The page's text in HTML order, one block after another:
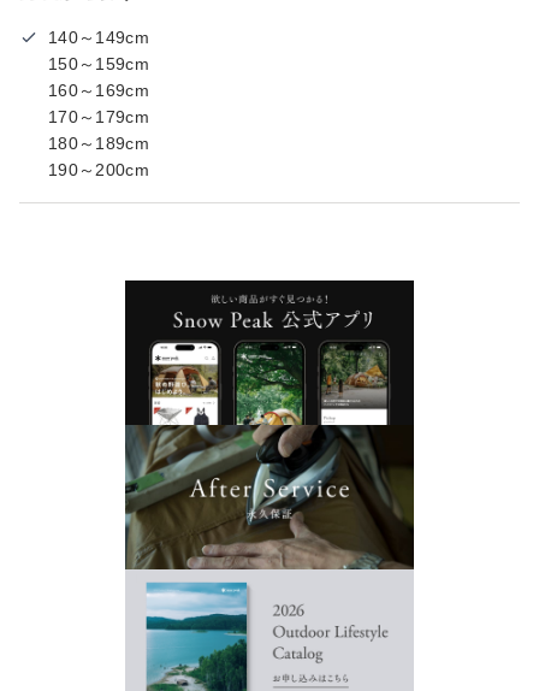
140～149cm
150～159cm
160～169cm
170～179cm
180～189cm
190～200cm